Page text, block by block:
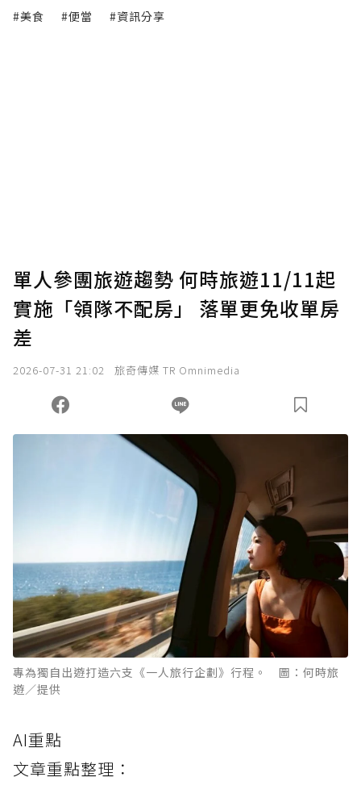
#美食 #便當 #資訊分享
單人參團旅遊趨勢 何時旅遊11/11起
實施「領隊不配房」 落單更免收單房
差
2026-07-31 21:02 旅奇傳媒 TR Omnimedia
專為獨自出遊打造六支《一人旅行企劃》行程。 圖：何時旅
遊／提供
AI重點
文章重點整理：